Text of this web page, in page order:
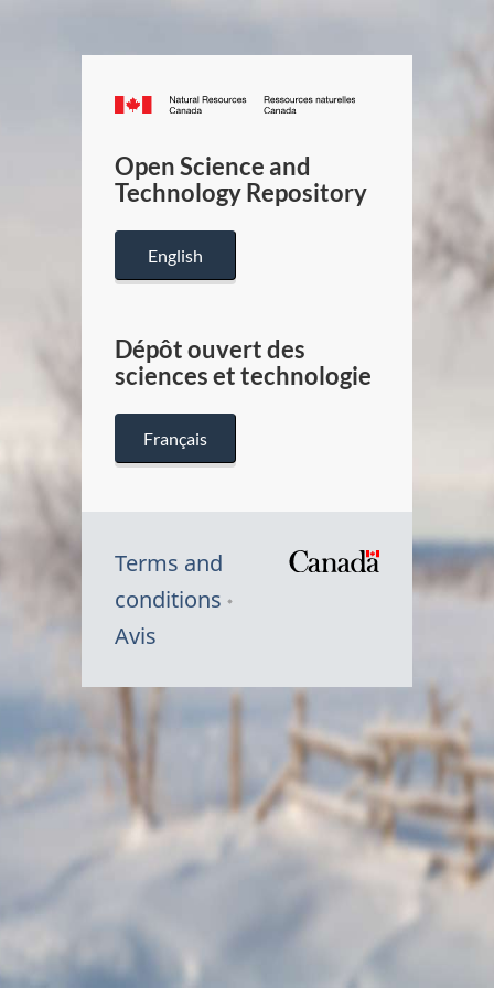
Canada.ca
/
Canada
Open Science and
Technology Repository
English
Dépôt ouvert des
sciences et technologie
Français
Terms and
conditions
Avis
Symbole
Canada